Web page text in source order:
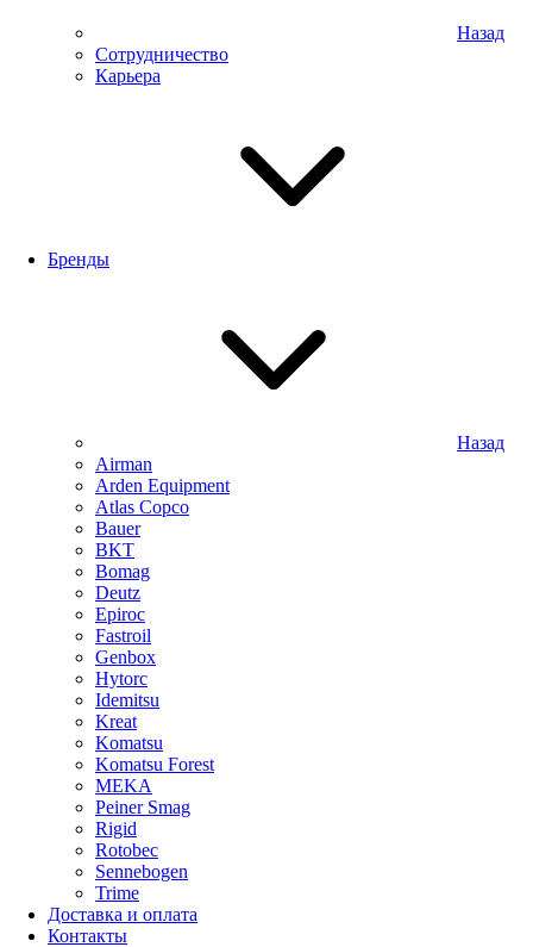
Назад
Сотрудничество
Карьера
Бренды
Назад
Airman
Arden Equipment
Atlas Сopco
Bauer
BKT
Bomag
Deutz
Epiroc
Fastroil
Genbox
Hytorc
Idemitsu
Kreat
Komatsu
Komatsu Forest
MEKA
Peiner Smag
Rigid
Rotobec
Sennebogen
Trime
Доставка и оплата
Контакты